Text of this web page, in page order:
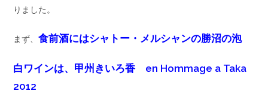
りました。
まず、食前酒にはシャトー・メルシャンの勝沼の泡
白ワインは、甲州きいろ香 en Hommage a Taka
2012